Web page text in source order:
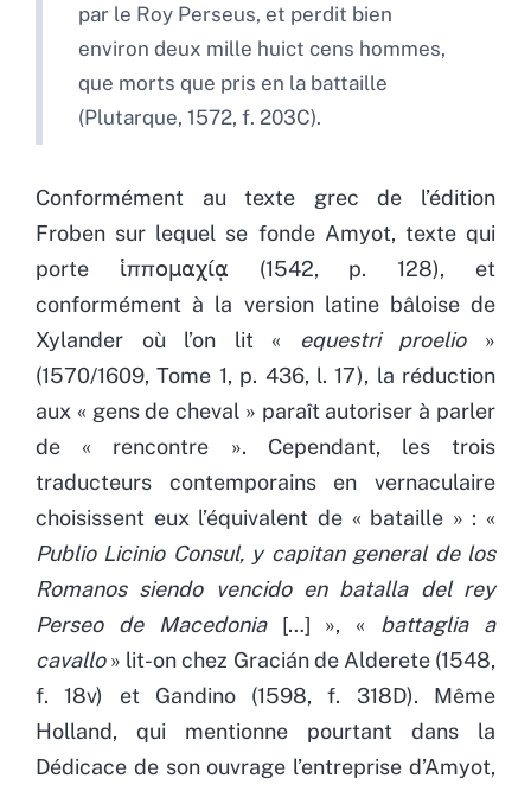
par le Roy Perseus, et perdit bien
environ deux mille huict cens hommes,
que morts que pris en la battaille
(Plutarque, 1572, f. 203C).
Conformément au texte grec de l’édition
Froben sur lequel se fonde Amyot, texte qui
porte ἱππομαχίᾳ (1542, p. 128), et
conformément à la version latine bâloise de
Xylander où l’on lit «
equestri proelio»
(1570/1609, Tome 1, p. 436, l. 17), la réduction
aux « gens de cheval » paraît autoriser à parler
de « rencontre ». Cependant, les trois
traducteurs contemporains en vernaculaire
choisissent eux l’équivalent de « bataille » : «
Publio Licinio Consul, y capitan general de los
Romanos siendo vencido en batalla del rey
Perseo de Macedonia[…] », « battaglia a
cavallo» lit-on chez Gracián de Alderete (1548,
f. 18v) et Gandino (1598, f. 318D). Même
Holland, qui mentionne pourtant dans la
Dédicace de son ouvrage l’entreprise d’Amyot,